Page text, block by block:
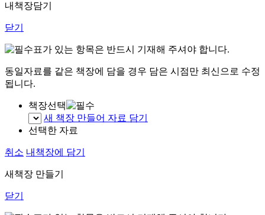
내책장담기
닫기
표가 있는 항목은 반드시 기재해 주셔야 합니다.
동일자료를 같은 책장에 담을 경우 담은 시점만 최신으로 수정
됩니다.
책장선택
새 책장 만들어 자료 담기
선택한 자료
취소 내책장에 담기
새책장 만들기
닫기